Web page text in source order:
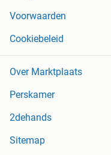
Voorwaarden
Cookiebeleid
Over Marktplaats
Perskamer
2dehands
Sitemap